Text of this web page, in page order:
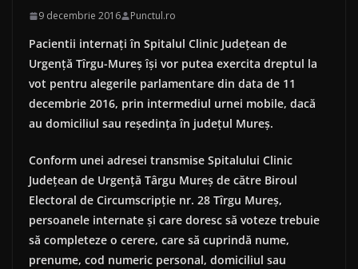
9 decembrie 2016 Punctul.ro
Pacientii internaţi în Spitalul Clinic Judeţean de
Urgenţă Tîrgu-Mureş îşi vor putea exercita dreptul la
vot pentru alegerile parlamentare din data de 11
decembrie 2016, prin intermediul urnei mobile, dacă
au domiciliul sau reşedinţa în judeţul Mureş.
Conform unei adresei transmise Spitalului Clinic
Judeţean de Urgenţă Târgu Mureş de către Biroul
Electoral de Circumscripţie nr. 28 Tîrgu Mureş,
persoanele internate şi care doresc să voteze trebuie
să completeze o cerere, care să cuprindă nume,
prenume, cod numeric personal, domiciliul sau